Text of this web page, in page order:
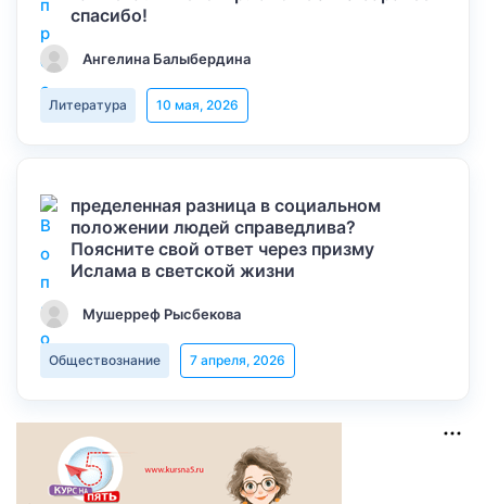
спасибо!
Ангелина Балыбердина
Литература 10 мая, 2026
пределенная разница в социальном
положении людей справедлива?
Поясните свой ответ через призму
Ислама в светской жизни
Мушерреф Рысбекова
Обществознание 7 апреля, 2026